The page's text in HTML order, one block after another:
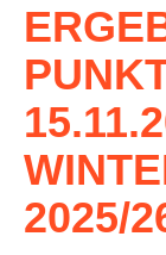
2025/